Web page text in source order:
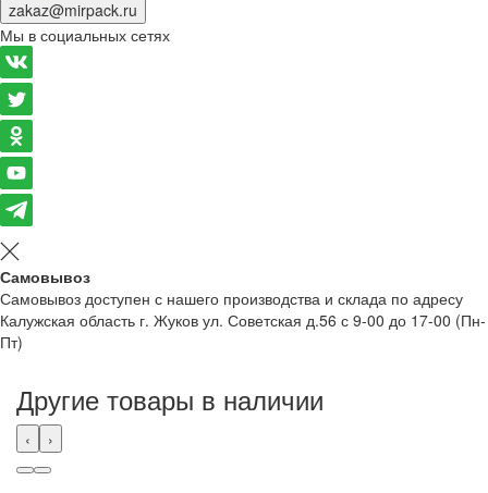
zakaz@mirpack.ru
Мы в социальных сетях
Самовывоз
Самовывоз доступен с нашего производства и склада по адресу
Калужская область г. Жуков ул. Советская д.56 с 9-00 до 17-00 (Пн-
Пт)
Другие товары в наличии
‹ ›